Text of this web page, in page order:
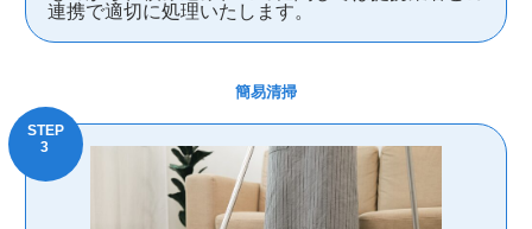
連携で適切に処理いたします。
簡易清掃